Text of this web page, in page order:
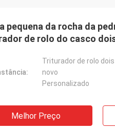
pequena da rocha da
de rolo do casco
Triturador de rolo dois
novo
Personalizado
Melhor Preço